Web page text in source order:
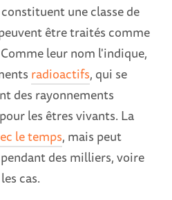
une classe de
être traités comme
leur nom l'indique,
radioactifs, qui se
des rayonnements
les êtres vivants. La
le temps, mais peut
des milliers, voire
cas.